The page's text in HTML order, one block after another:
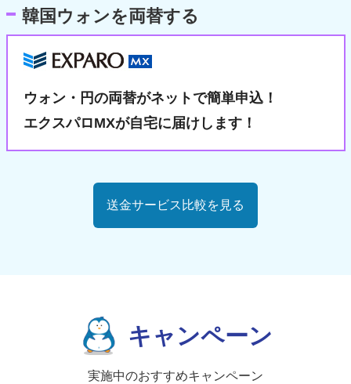
韓国ウォンを両替する
ウォン・円の両替がネットで簡単申込！
エクスパロMXが自宅に届けします！
送金サービス比較を見る
キャンペーン
実施中のおすすめキャンペーン